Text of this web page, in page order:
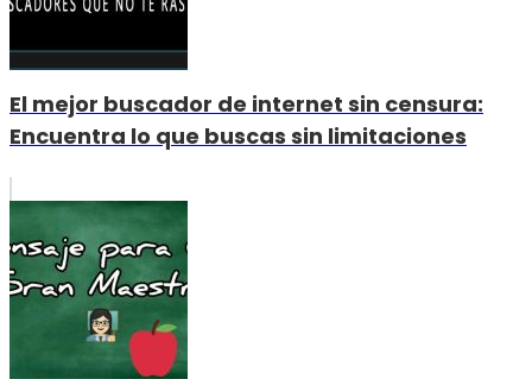
El mejor buscador de internet sin censura:
Encuentra lo que buscas sin limitaciones